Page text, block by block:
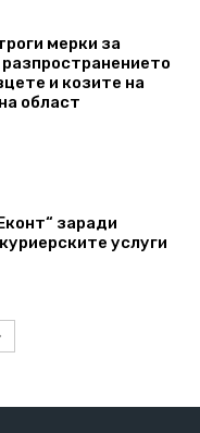
мерки за
и козите на
област
заради
услуги